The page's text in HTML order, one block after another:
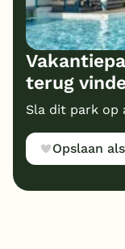
terug
Sla dit park op
Opslaan